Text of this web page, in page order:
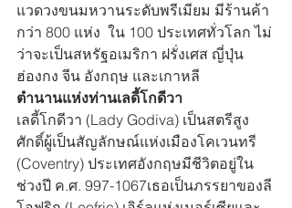
แวดวงขนมหวานระดับพรีเมียม มีร้านค้า
กว่า 800 แห่ง  ใน 100 ประเทศทั่วโลก ไม่
ว่าจะเป็นสหรัฐอเมริกา ฝรั่งเศส ญี่ปุ่น
ฮ่องกง จีน อังกฤษ และเกาหลี
ตำนานแห่งท่านเลดี้โกดีวา
เลดี้โกดีวา (Lady Godiva) เป็นสตรีสูง
ศักดิ์ผู้เป็นสัญลักษณ์แห่งเมืองโคเวนทรี
(Coventry) ประเทศอังกฤษมีชีวิตอยู่ใน
ช่วงปี ค.ศ. 997-1067เธอเป็นภรรยาของลี